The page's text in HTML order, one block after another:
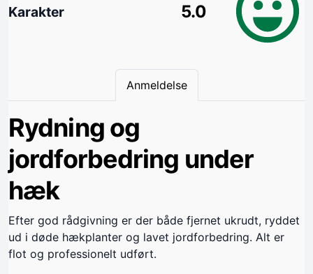
Karakter 5.0
Anmeldelse
Rydning og
jordforbedring under
hæk
Efter god rådgivning er der både fjernet ukrudt, ryddet
ud i døde hækplanter og lavet jordforbedring. Alt er
flot og professionelt udført.